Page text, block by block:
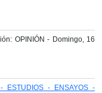
OPINIÓN - Domingo, 16
ESTUDIOS - ENSAYOS -